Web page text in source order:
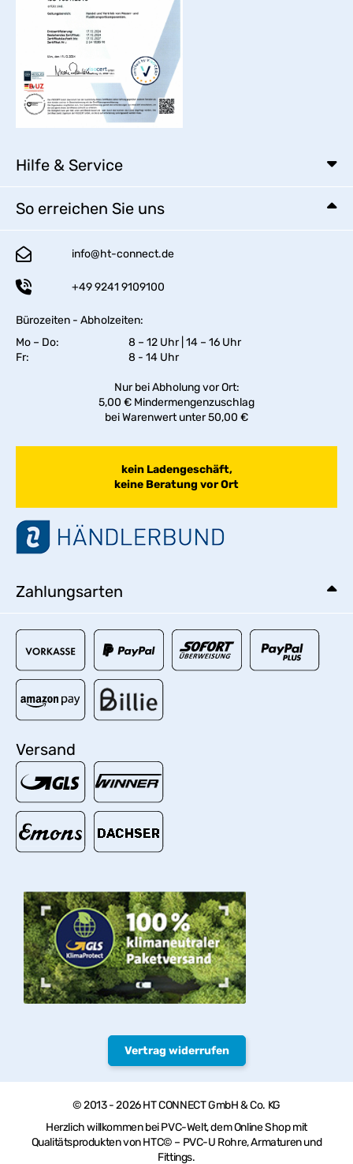
Hilfe & Service
So erreichen Sie uns
info@ht-connect.de
+49 9241 9109100
Bürozeiten - Abholzeiten:
Mo – Do:
8 – 12 Uhr | 14 – 16 Uhr
Fr:
8 - 14 Uhr
Nur bei Abholung vor Ort:
5,00 € Mindermengenzuschlag
bei Warenwert unter 50,00 €
kein Ladengeschäft,
keine Beratung vor Ort
Zahlungsarten
Versand
Vertrag widerrufen
© 2013 - 2026 HT CONNECT GmbH & Co. KG
Herzlich willkommen bei PVC-Welt, dem Online Shop mit
Qualitätsprodukten von HTC© – PVC-U Rohre, Armaturen und
Fittings.